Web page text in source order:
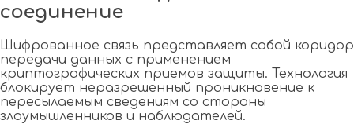
соединение
Шифрованное связь представляет собой коридор
передачи данных с применением
криптографических приемов защиты. Технология
блокирует неразрешенный проникновение к
пересылаемым сведениям со стороны
злоумышленников и наблюдателей.